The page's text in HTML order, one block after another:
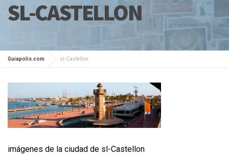
SL-CASTELLON
Guiapolis.com sl-Castellon
imágenes de la ciudad de sl-Castellon